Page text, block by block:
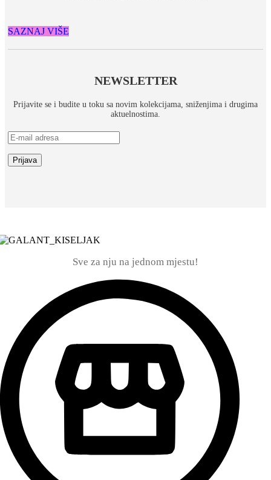
SAZNAJ VIŠE
NEWSLETTER
Prijavite se i budite u toku sa novim kolekcijama, sniženjima i drugima
aktuelnostima.
Sve za nju na jednom mjestu!